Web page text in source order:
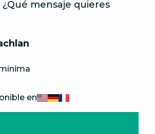
mensaje quieres
enEnglish
Deutsch
Français